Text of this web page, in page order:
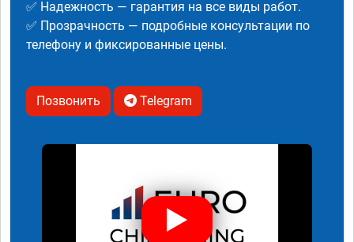
✅ Надежность — гарантия на все виды работ.
✅ Прозрачность — подробные консультации по
телефону и фиксированные цены.
Позвонить Telegram